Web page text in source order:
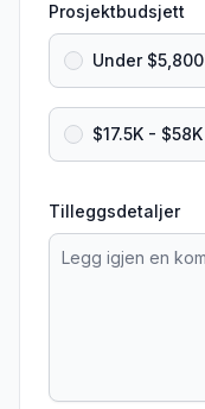
Prosjektbudsjett
Under $5,800
$17.5K - $58K
Tilleggsdetaljer